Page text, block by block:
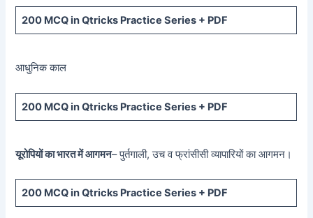
200 MCQ in Qtricks Practice Series + PDF
आधुनिक काल
200 MCQ in Qtricks Practice Series + PDF
यूरोपियों का भारत में आगमन– पुर्तगाली, उच व फ्रांसीसी व्यापारियों का आगमन।
200 MCQ in Qtricks Practice Series + PDF